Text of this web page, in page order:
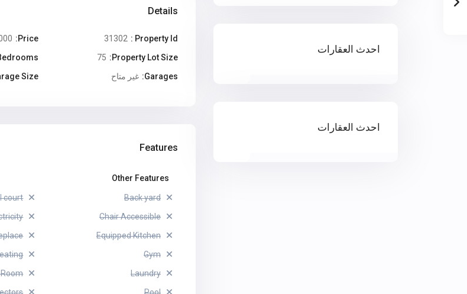
Details
Property Id :
31302
Price:
SAR
Property Lot Size:
75
Garages:
غير متاح Size:
Features
Other Features
Back yard
court
Chair Accessible
Equipped Kitchen
Gym
Laundry
احدث العقارات
احدث العقارات